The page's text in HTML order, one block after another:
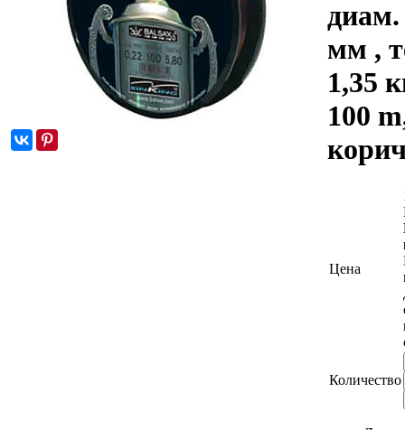
диам.
мм ,
1,35
100
Цена
Количество